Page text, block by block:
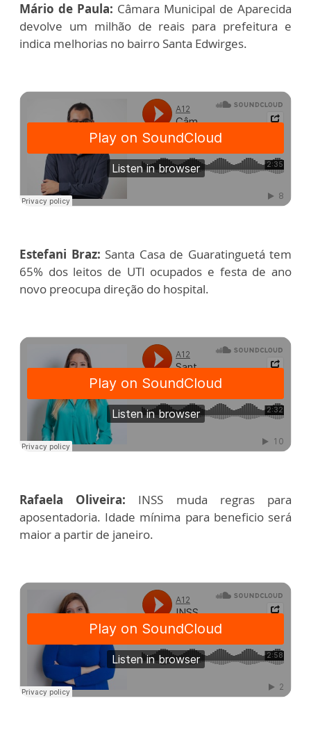
Mário de Paula: Câmara Municipal de Aparecida
devolve um milhão de reais para prefeitura e
indica melhorias no bairro Santa Edwirges.
Estefani Braz: Santa Casa de Guaratinguetá tem
65% dos leitos de UTI ocupados e festa de ano
novo preocupa direção do hospital.
Rafaela Oliveira: INSS muda regras para
aposentadoria. Idade mínima para beneficio será
maior a partir de janeiro.